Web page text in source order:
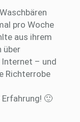
pro Woche
aus ihrem
über
– und
Richterrobe
🙂